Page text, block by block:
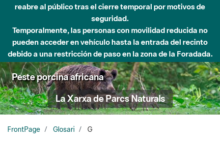
reabre al público tras el cierre temporal por motivos de
seguridad.
Temporalmente, las personas con movilidad reducida no
pueden acceder en vehículo hasta la entrada del recinto
debido a una restricción de paso en la zona de la Foradada.
Peste porcina africana
La Xarxa de Parcs Naturals
FrontPage Glosari G